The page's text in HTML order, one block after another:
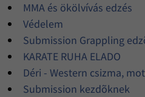
MMA és ökölvívás edzés
Védelem
Submission Grappling
KARATE RUHA ELADO
Déri - Western csizma,
Submission kezdõknek